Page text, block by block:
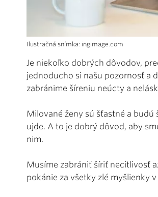
Ilustračná snímka: ingimage.com
Je niekoľko dobrých dôvodov,
jednoducho si našu pozornosť a
zabránime šíreniu neúcty a
Milované ženy sú šťastné a
ujde. A to je dobrý dôvod, aby
nim.
Musíme zabrániť šíriť necitlivosť
pokánie za všetky zlé myšlienky